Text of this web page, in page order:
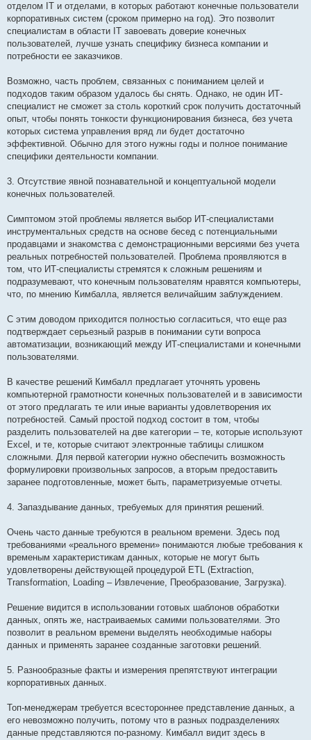
отделом IT и отделами, в которых работают конечные пользователи
корпоративных систем (сроком примерно на год). Это позволит
специалистам в области IT завоевать доверие конечных
пользователей, лучше узнать специфику бизнеса компании и
потребности ее заказчиков.
Возможно, часть проблем, связанных с пониманием целей и
подходов таким образом удалось бы снять. Однако, не один ИТ-
специалист не сможет за столь короткий срок получить достаточный
опыт, чтобы понять тонкости функционирования бизнеса, без учета
которых система управления вряд ли будет достаточно
эффективной. Обычно для этого нужны годы и полное понимание
специфики деятельности компании.
3. Отсутствие явной познавательной и концептуальной модели
конечных пользователей.
Симптомом этой проблемы является выбор ИТ-специалистами
инструментальных средств на основе бесед с потенциальными
продавцами и знакомства с демонстрационными версиями без учета
реальных потребностей пользователей. Проблема проявляются в
том, что ИТ-специалисты стремятся к сложным решениям и
подразумевают, что конечным пользователям нравятся компьютеры,
что, по мнению Кимбалла, является величайшим заблуждением.
С этим доводом приходится полностью согласиться, что еще раз
подтверждает серьезный разрыв в понимании сути вопроса
автоматизации, возникающий между ИТ-специалистами и конечными
пользователями.
В качестве решений Кимбалл предлагает уточнять уровень
компьютерной грамотности конечных пользователей и в зависимости
от этого предлагать те или иные варианты удовлетворения их
потребностей. Самый простой подход состоит в том, чтобы
разделить пользователей на две категории – те, которые используют
Excel, и те, которые считают электронные таблицы слишком
сложными. Для первой категории нужно обеспечить возможность
формулировки произвольных запросов, а вторым предоставить
заранее подготовленные, может быть, параметризуемые отчеты.
4. Запаздывание данных, требуемых для принятия решений.
Очень часто данные требуются в реальном времени. Здесь под
требованиями «реального времени» понимаются любые требования к
временым характеристикам данных, которые не могут быть
удовлетворены действующей процедурой ETL (Extraction,
Transformation, Loading – Извлечение, Преобразование, Загрузка).
Решение видится в использовании готовых шаблонов обработки
данных, опять же, настраиваемых самими пользователями. Это
позволит в реальном времени выделять необходимые наборы
данных и применять заранее созданные заготовки решений.
5. Разнообразные факты и измерения препятствуют интеграции
корпоративных данных.
Топ-менеджерам требуется всестороннее представление данных, а
его невозможно получить, потому что в разных подразделениях
данные представляются по-разному. Кимбалл видит здесь в